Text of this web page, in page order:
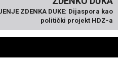
ZDENKA DUKE: Dijaspora kao
politički projekt HDZ-a